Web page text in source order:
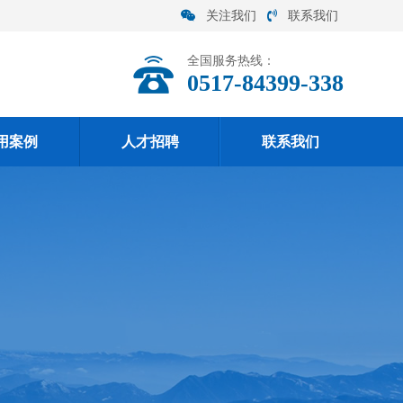
关注我们 联系我们
全国服务热线：
0517-84399-338
案例 人才招聘 联系我们